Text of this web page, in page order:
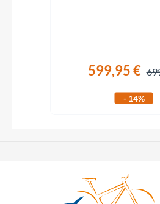
599,95 €
- 14%